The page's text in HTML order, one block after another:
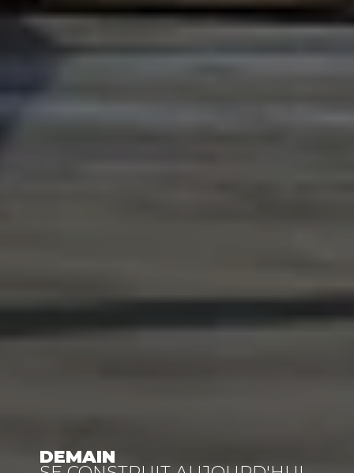
DEMAIN